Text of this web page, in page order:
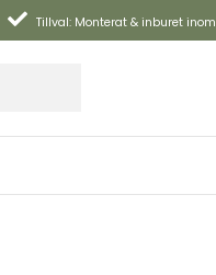
Tillval: Monterat & inburet